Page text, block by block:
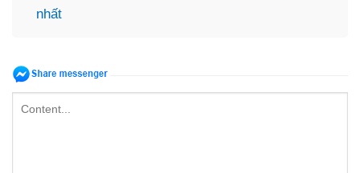
nhất